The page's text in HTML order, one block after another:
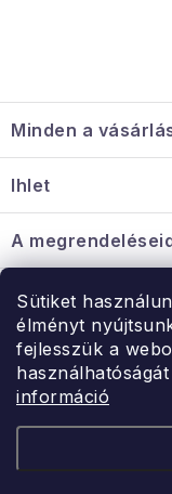
Sütiket
élményt
fejlesszük a
információ
á
b
é
c
Minden a
Információ a
Nagykereskedelmi
Ihlet
A
Érintkezés
Rendelésem
Érintkezés
Hé-Pé: 9:00-15:00